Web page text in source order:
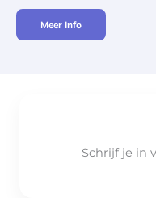
Meer Info
Schrijf je in